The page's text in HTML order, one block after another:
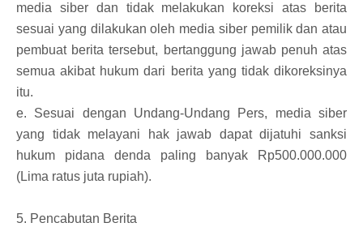
media siber dan tidak melakukan koreksi atas berita
sesuai yang dilakukan oleh media siber pemilik dan atau
pembuat berita tersebut, bertanggung jawab penuh atas
semua akibat hukum dari berita yang tidak dikoreksinya
itu.
e. Sesuai dengan Undang-Undang Pers, media siber
yang tidak melayani hak jawab dapat dijatuhi sanksi
hukum pidana denda paling banyak Rp500.000.000
(Lima ratus juta rupiah).
5. Pencabutan Berita